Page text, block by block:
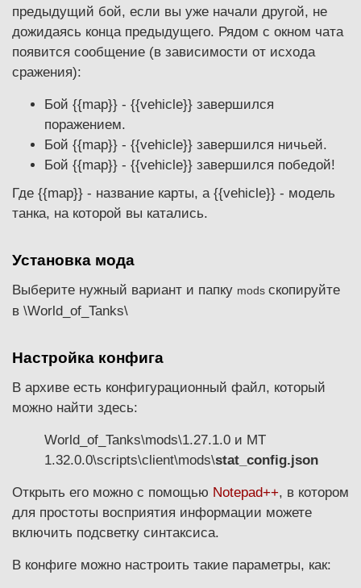
предыдущий бой, если вы уже начали другой, не
дожидаясь конца предыдущего. Рядом с окном чата
появится сообщение (в зависимости от исхода
сражения):
Бой {{map}} - {{vehicle}} завершился
поражением.
Бой {{map}} - {{vehicle}} завершился ничьей.
Бой {{map}} - {{vehicle}} завершился победой!
Где {{map}} - название карты, а {{vehicle}} - модель
танка, на которой вы катались.
Установка мода
Выберите нужный вариант и папку mods скопируйте
в \World_of_Tanks\
Настройка конфига
В архиве есть конфигурационный файл, который
можно найти здесь:
World_of_Tanks\mods\1.27.1.0 и МТ
1.32.0.0\scripts\client\mods\stat_config.json
Открыть его можно с помощью Notepad++, в котором
для простоты восприятия информации можете
включить подсветку синтаксиса.
В конфиге можно настроить такие параметры, как: